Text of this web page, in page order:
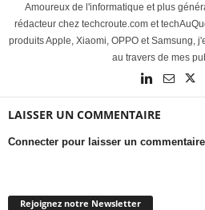
Amoureux de l'informatique et plus
rédacteur chez techcroute.com et
produits Apple, Xiaomi, OPPO et Samsung,
au travers de mes
LAISSER UN COMMENTAIRE
Connecter pour laisser un commentaire
Rejoignez notre Newsletter